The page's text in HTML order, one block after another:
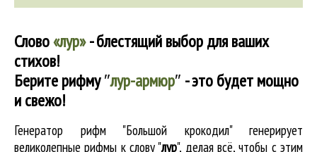
Слово«лур»- блестящий выбор для ваших
стихов!
Берите рифму″лур-армюр″ - это будет мощно
и свежо!
Генератор рифм "Большой крокодил" генерирует
великолепныерифмы к слову "лур", делая всё, чтобы с этим